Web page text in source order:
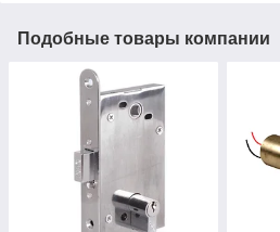
Подобные товары компании